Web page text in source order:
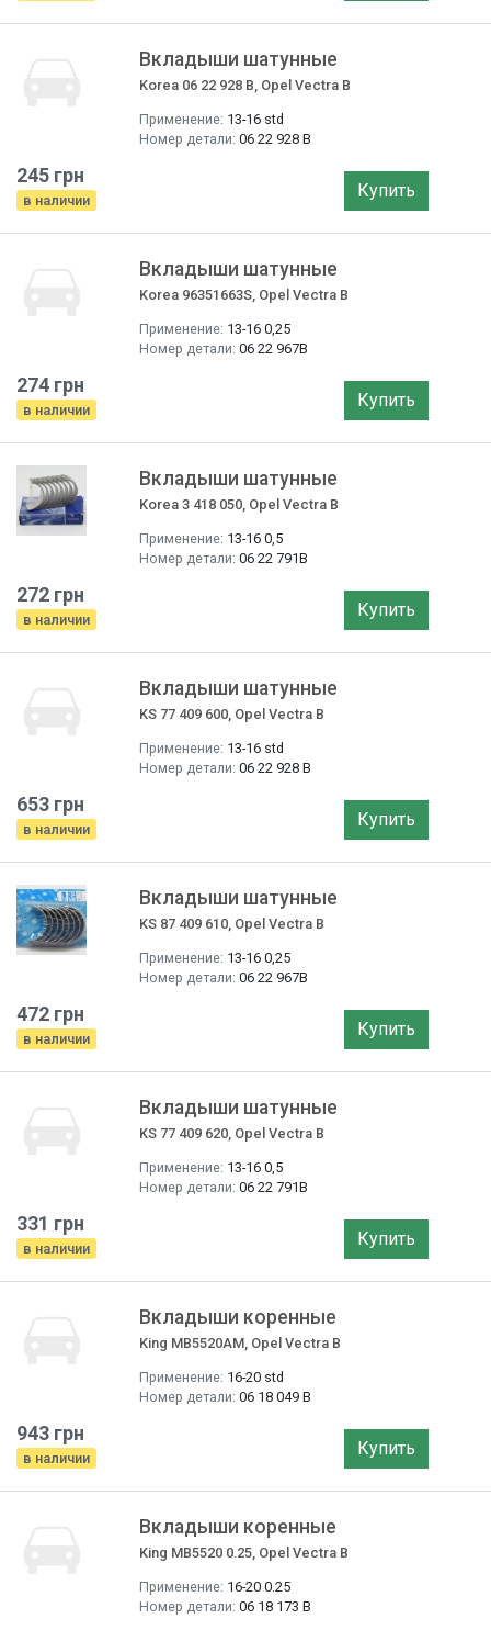
Вкладыши шатунные
Korea 06 22 928 B, Opel Vectra B
Применение: 13-16 std
Номер детали: 06 22 928 B
245 грн
в наличии Купить
Вкладыши шатунные
Korea 96351663S, Opel Vectra B
Применение: 13-16 0,25
Номер детали: 06 22 967B
274 грн
в наличии Купить
Вкладыши шатунные
Korea 3 418 050, Opel Vectra B
Применение: 13-16 0,5
Номер детали: 06 22 791B
272 грн
в наличии Купить
Вкладыши шатунные
KS 77 409 600, Opel Vectra B
Применение: 13-16 std
Номер детали: 06 22 928 B
653 грн
в наличии Купить
Вкладыши шатунные
KS 87 409 610, Opel Vectra B
Применение: 13-16 0,25
Номер детали: 06 22 967B
472 грн
в наличии Купить
Вкладыши шатунные
KS 77 409 620, Opel Vectra B
Применение: 13-16 0,5
Номер детали: 06 22 791B
331 грн
в наличии Купить
Вкладыши коренные
King MB5520AM, Opel Vectra B
Применение: 16-20 std
Номер детали: 06 18 049 B
943 грн
в наличии Купить
Вкладыши коренные
King MB5520 0.25, Opel Vectra B
Применение: 16-20 0.25
Номер детали: 06 18 173 B